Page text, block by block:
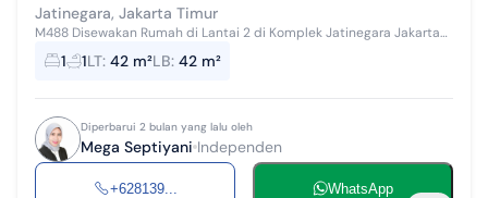
Jatinegara, Jakarta Timur
M488 Disewakan Rumah di Lantai 2 di Komplek Jatinegara Jakarta
Timur lt 42m lb 42m kt 1 km 1 Dapur Sudah Ada AC parkir mobil
Harga 28jt per tahun
1 1LT: 42 m²LB: 42 m²
Diperbarui 2 bulan yang lalu oleh
Mega Septiyani Independen
+628139... WhatsApp